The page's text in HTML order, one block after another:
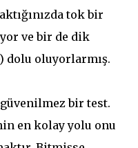
tok bir
ve bir de dik
oluyorlarmış.
bir test.
en kolay yolu onu